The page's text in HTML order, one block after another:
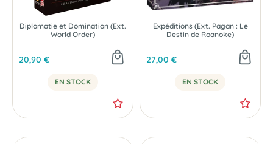
Diplomatie et Domination (Ext.
World Order)
20,90 €
EN STOCK
Expéditions (Ext. Pagan : Le
Destin de Roanoke)
27,00 €
EN STOCK